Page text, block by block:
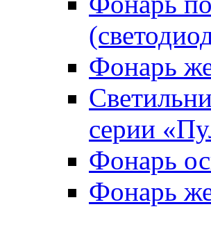
Фонарь
серии
Фонарь
Фонарь